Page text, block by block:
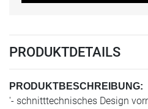
PRODUKTDETAILS
PRODUKTBESCHREIBUNG:
'- schnitttechnisches Design